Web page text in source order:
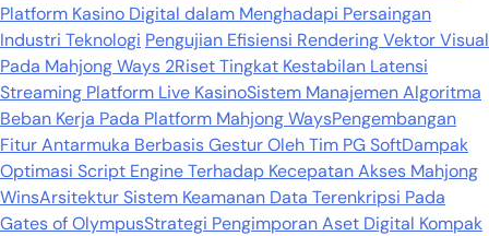
Platform Kasino Digital dalam Menghadapi Persaingan
Industri Teknologi Pengujian Efisiensi Rendering Vektor Visual
Pada Mahjong Ways 2Riset Tingkat Kestabilan Latensi
Streaming Platform Live KasinoSistem Manajemen Algoritma
Beban Kerja Pada Platform Mahjong WaysPengembangan
Fitur Antarmuka Berbasis Gestur Oleh Tim PG SoftDampak
Optimasi Script Engine Terhadap Kecepatan Akses Mahjong
WinsArsitektur Sistem Keamanan Data Terenkripsi Pada
Gates of OlympusStrategi Pengimporan Aset Digital Kompak